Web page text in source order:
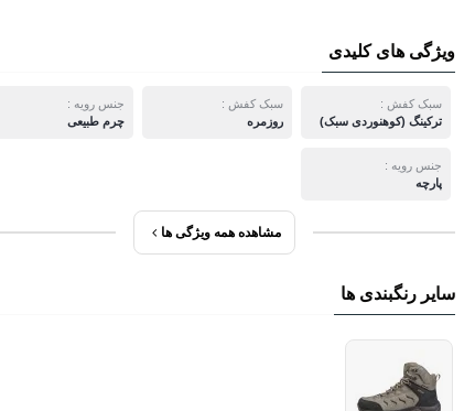
ویژگی های کلیدی
سبک کفش :
ترکینگ (کوهنوردی سبک)
سبک کفش :
روزمره
جنس رویه :
چرم طبیعی
جنس رویه :
پارچه
مشاهده همه ویژگی ها
سایر رنگبندی ها